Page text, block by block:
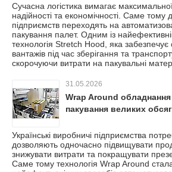
Сучасна логістика вимагає
надійності та економічності. Саме тому
підприємств переходять на
пакування палет. Одним із
технологія Stretch Hood, яка забезпечує
вантажів під час зберігання та
скорочуючи витрати на пакувальні
31.05.2026
Wrap Around
пакування великих
Українські виробничі підприємства
дозволяють одночасно підвищувати
знижувати витрати та покращувати
Саме тому технологія Wrap Around